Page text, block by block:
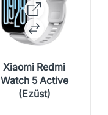
Xiaomi Redmi
Watch 5 Active
(Ezüst)